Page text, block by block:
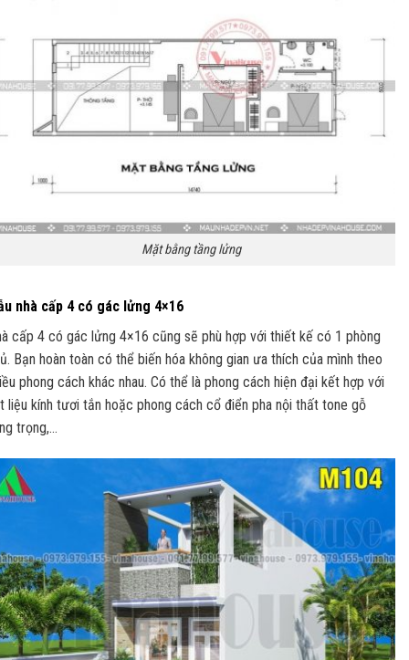
Mặt bằng tầng lửng
nhà cấp 4 có gác lửng 4×16
cấp 4 có gác lửng 4×16 cũng sẽ phù hợp với thiết kế có 1 phòng
Bạn hoàn toàn có thể biến hóa không gian ưa thích của mình theo
phong cách khác nhau. Có thể là phong cách hiện đại kết hợp với
liệu kính tươi tắn hoặc phong cách cổ điển pha nội thất tone gỗ
trọng,…